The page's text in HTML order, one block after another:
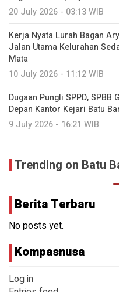
20 July 2026 - 03:13 WIB
Kerja Nyata Lurah Bagan
Jalan Utama Kelurahan
Mata
10 July 2026 - 11:12 WIB
Dugaan Pungli SPPD, SPBB
Depan Kantor Kejari Batu
9 July 2026 - 16:21 WIB
Trending on Batu
Berita Terbaru
No posts yet.
Kompasnusa
Log in